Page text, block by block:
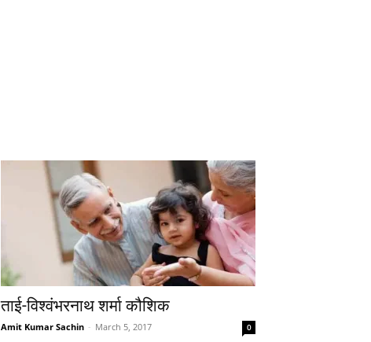
ताई-विश्‍वंभरनाथ शर्मा कौशिक
Amit Kumar Sachin - March 5, 2017 0